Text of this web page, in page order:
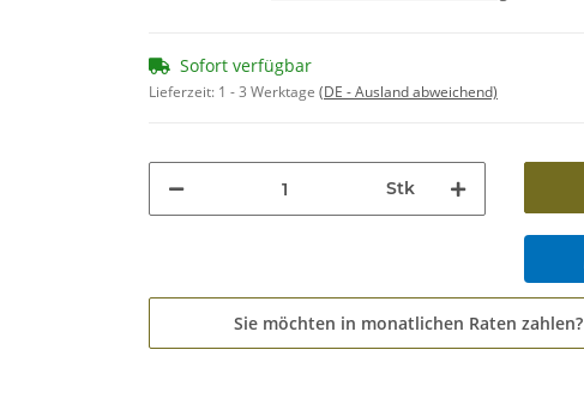
Sofort verfügbar
Lieferzeit: 1 - 3 Werktage (DE - Ausland abweichend)
Stk
Sie möchten in monatlichen Raten zahlen?